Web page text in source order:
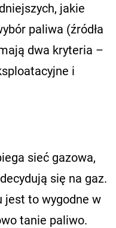
jakie
paliwa (źródła
dwa kryteria –
i
sieć gazowa,
się na gaz.
jest to wygodne w
tanie paliwo.